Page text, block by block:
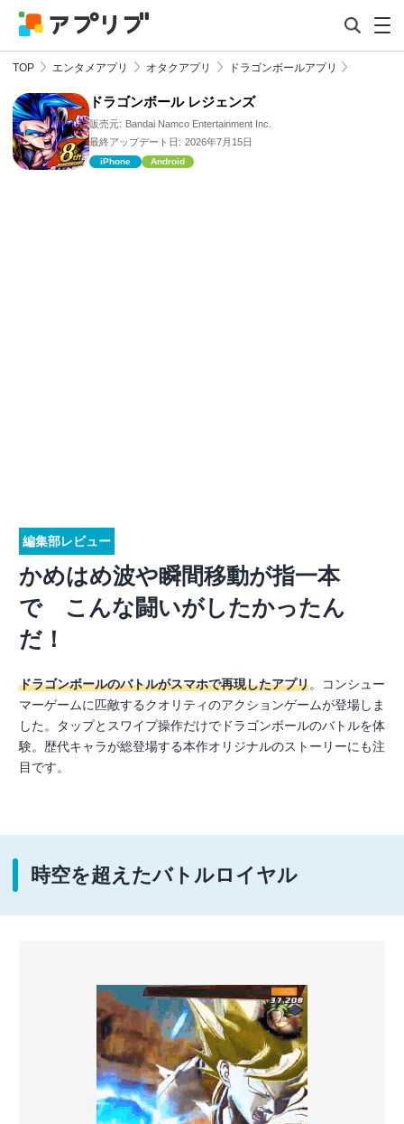
TOP エンタメアプリ オタクアプリ ドラゴンボールアプリ
ドラゴンボール レジェンズ
販売元: Bandai Namco Entertainment Inc.
最終アップデート日: 2026年7月15日
iPhone Android
編集部レビュー
かめはめ波や瞬間移動が指一本
で こんな闘いがしたかったん
だ！
ドラゴンボールのバトルがスマホで再現したアプリ。コンシュー
マーゲームに匹敵するクオリティのアクションゲームが登場しま
した。タップとスワイプ操作だけでドラゴンボールのバトルを体
験。歴代キャラが総登場する本作オリジナルのストーリーにも注
目です。
時空を超えたバトルロイヤル